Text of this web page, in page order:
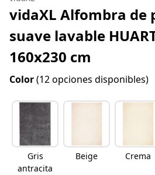
vidaXL Alfombra de
suave lavable
160x230 cm
Color(12 opciones disponibles)
Gris
antracita
Beige Crema